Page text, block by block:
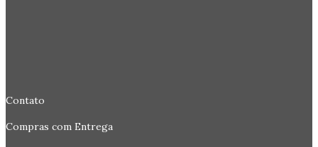
Contato
Compras com Entrega